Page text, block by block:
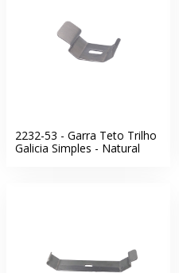
2232-53 - Garra Teto Trilho
Galicia Simples - Natural